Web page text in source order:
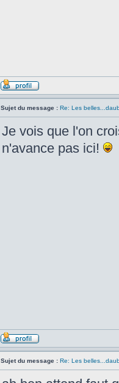
Sujet du message : Re: Les
Je vois que l'on
n'avance pas ici!
Sujet du message : Re: Les